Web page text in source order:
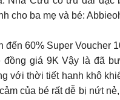
cho ba mẹ và bé:
đến 60% Super Voucher
đồng giá 9K Vậy là đã
với thời tiết hanh khô
của bé rất dễ bị nứt